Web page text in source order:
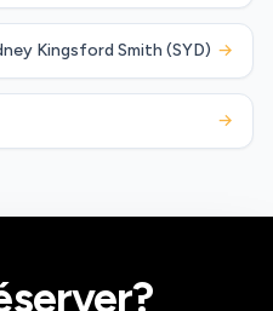
Kingsford Smith (SYD) →
→